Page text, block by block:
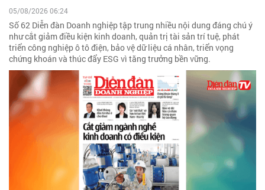
05/08/2026 06:24
Số 62 Diễn đàn Doanh nghiệp tập trung nhiều nội dung đáng chú ý
như cắt giảm điều kiện kinh doanh, quản trị tài sản trí tuệ, phát
triển công nghiệp ô tô điện, bảo vệ dữ liệu cá nhân, triển vọng
chứng khoán và thúc đẩy ESG vì tăng trưởng bền vững.